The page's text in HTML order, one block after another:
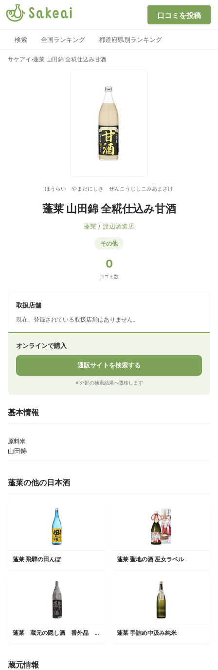
口コミを投稿
検索 全国ランキング 都道府県別ランキング
サケアイ ›蓬莱 山田錦 全糀仕込み甘酒
ほうらい やまだにしき ぜんこうじしこみあまざけ
蓬莱 山田錦 全糀仕込み甘酒
蓬莱 / 渡辺酒造店
その他
0
口コミ数
取扱店舗
現在、登録されている取扱店舗はありません。
オンラインで購入
通販サイトを検索する
※ 外部の検索結果へ遷移します
基本情報
原料米
山田錦
蓬莱の他の日本酒
蓬莱 飛騨の田んぼ 蓬莱 聖地の酒 巫女ラベル
蓬莱 蔵元の隠し酒 番外品 とっておきの辛口 蓬莱 手詰め中汲み純米
蔵元情報